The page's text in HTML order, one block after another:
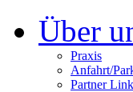
Über
Praxis
Anfahrt/
Partner